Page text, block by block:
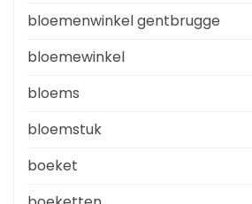
bloemenwinkel gentbrugge
bloemewinkel
bloems
bloemstuk
boeket